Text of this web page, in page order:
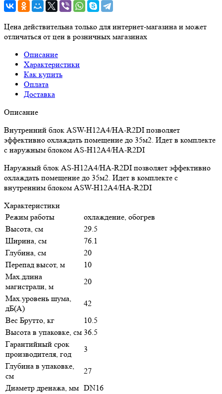
Цена действительна только для интернет-магазина и может
отличаться от цен в розничных магазинах
Описание
Характеристики
Как купить
Оплата
Доставка
Описание
Внутренний блок ASW-H12A4/HA-R2DI позволяет
эффективно охлаждать помещение до 35м2. Идет в комплекте
с наружным блоком AS-H12A4/HA-R2DI
Наружный блок AS-H12A4/HA-R2DI позволяет эффективно
охлаждать помещение до 35м2. Идет в комплекте с
внутренним блоком ASW-H12A4/HA-R2DI
Характеристики
Режим работы
охлаждение, обогрев
Высота, см
29.5
Ширина, см
76.1
Глубина, см
20
Перепад высот, м
10
Max.длина
магистрали, м
20
Max.уровень шума,
дБ(А)
42
Вес Брутто, кг
10.5
Высота в упаковке, см 36.5
Гарантийный срок
производителя, год
3
Глубина в упаковке,
см
27
Диаметр дренажа, мм DN16